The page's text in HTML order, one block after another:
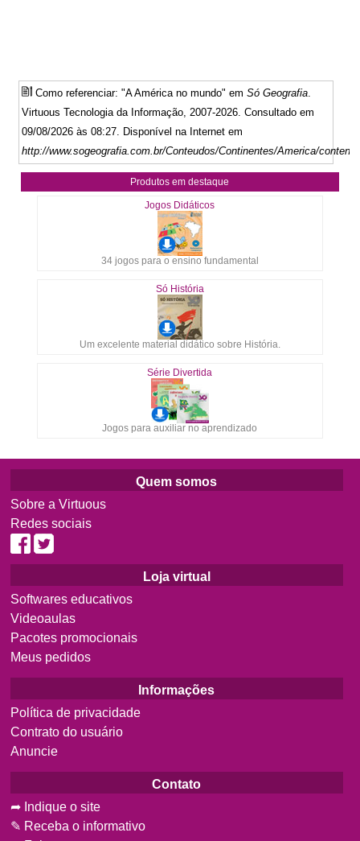
Como referenciar: "A América no mundo" emSó Geografia
Virtuous Tecnologia da Informação, 2007-2026. Consultado em
09/08/2026 às 08:27. Disponível na Internet em
http://www.sogeografia.com.br/Conteudos/Continentes/America/
Produtos em destaque
Jogos Didáticos
34 jogos para o ensino fundamental
Só História
Um excelente material didático sobre História.
Série Divertida
Jogos para auxiliar no aprendizado
Quem somos
Sobre a Virtuous
Redes sociais
Loja virtual
Softwares educativos
Videoaulas
Pacotes promocionais
Meus pedidos
Informações
Política de privacidade
Contrato do usuário
Anuncie
Contato
➦ Indique o site
✎ Receba o informativo